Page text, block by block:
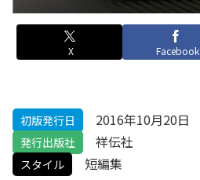
X Facebook
初版発行日 2016年10月20日
発行出版社 祥伝社
スタイル 短編集